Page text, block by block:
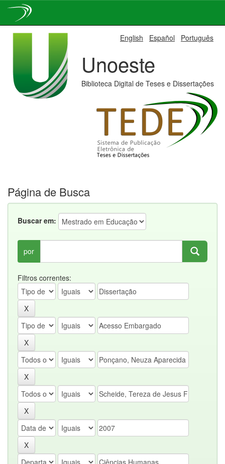
English Español Português
Unoeste
Biblioteca Digital de Teses e Dissertações
Página de Busca
Buscar em:
por
Filtros correntes: